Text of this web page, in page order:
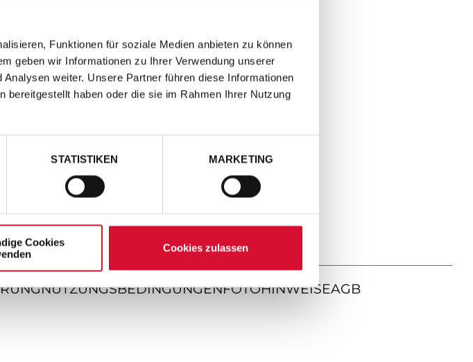
Funktionen für soziale Medien anbieten zu können
geben wir Informationen zu Ihrer Verwendung unserer
weiter. Unsere Partner führen diese Informationen
haben oder die sie im Rahmen Ihrer Nutzung
STATISTIKEN MARKETING
Cookies
Cookies zulassen
NUTZUNGSBEDINGUNGENFOTOHINWEISEAGB